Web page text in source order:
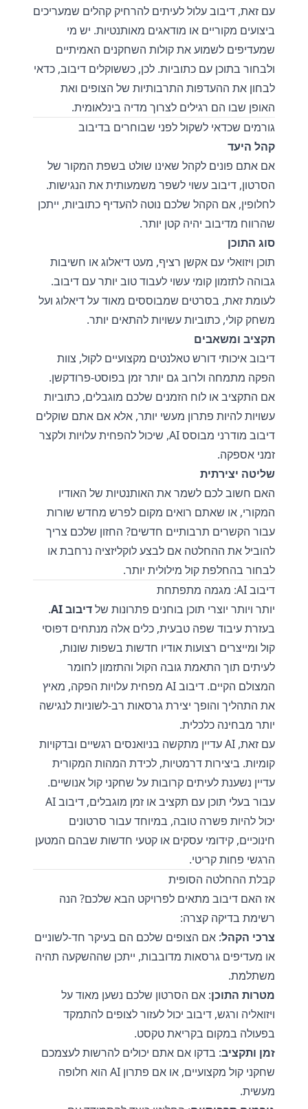
עם זאת, דיבוב עלול לעיתים להרחיק קהלים שמעריכים
ביצועים מקוריים או מודאגים מאותנטיות. יש מי
שמעדיפים לשמוע את קולות השחקנים האמיתיים
ולבחור בתוכן עם כתוביות. לכן, כששוקלים דיבוב, כדאי
לבחון את ההעדפות התרבותיות של הצופים ואת
האופן שבו הם רגילים לצרוך מדיה בינלאומית.
גורמים שכדאי לשקול לפני שבוחרים בדיבוב
קהל היעד
אם אתם פונים לקהל שאינו שולט בשפת המקור של
הסרטון, דיבוב עשוי לשפר משמעותית את הנגישות.
לחלופין, אם הקהל שלכם נוטה להעדיף כתוביות, ייתכן
שהרווח מדיבוב יהיה קטן יותר.
סוג התוכן
תוכן ויזואלי עם אקשן רציף, מעט דיאלוג או חשיבות
גבוהה לתזמון קומי עשוי לעבוד טוב יותר עם דיבוב.
לעומת זאת, בסרטים שמבוססים מאוד על דיאלוג ועל
משחק קולי, כתוביות עשויות להתאים יותר.
תקציב ומשאבים
דיבוב איכותי דורש טאלנטים מקצועיים לקול, צוות
הפקה מתמחה ולרוב גם יותר זמן בפוסט-פרודקשן.
אם התקציב או לוח הזמנים שלכם מוגבלים, כתוביות
עשויות להיות פתרון מעשי יותר, אלא אם אתם שוקלים
דיבוב מודרני מבוסס AI, שיכול להפחית עלויות ולקצר
זמני אספקה.
שליטה יצירתית
האם חשוב לכם לשמר את האותנטיות של האודיו
המקורי, או שאתם רואים מקום לפרש מחדש שורות
עבור הקשרים תרבותיים חדשים? החזון שלכם צריך
להוביל את ההחלטה אם לבצע לוקליזציה נרחבת או
לבחור בהחלפת קול מילולית יותר.
דיבוב AI: מגמה מתפתחת
יותר ויותר יוצרי תוכן בוחנים פתרונות שלדיבוב AI
.
בעזרת עיבוד שפה טבעית, כלים אלה מנתחים דפוסי
קול ומייצרים רצועות אודיו חדשות בשפות שונות,
לעיתים תוך התאמת גובה הקול והתזמון לחומר
המצולם הקיים. דיבוב AI מפחית עלויות הפקה, מאיץ
את התהליך והופך יצירת גרסאות רב-לשוניות לנגישה
יותר מבחינה כלכלית.
עם זאת, AI עדיין מתקשה בניואנסים רגשיים ובדקויות
קומיות. ביצירות דרמטיות, לכידת המהות המקורית
עדיין נשענת לעיתים קרובות על שחקני קול אנושיים.
עבור בעלי תוכן עם תקציב או זמן מוגבלים, דיבוב AI
יכול להיות פשרה טובה, במיוחד עבור סרטונים
חינוכיים, קידומי עסקים או קטעי חדשות שבהם המטען
הרגשי פחות קריטי.
קבלת ההחלטה הסופית
אז האם דיבוב מתאים לפרויקט הבא שלכם? הנה
רשימת בדיקה קצרה:
צרכי הקהל: אם הצופים שלכם הם בעיקר חד-לשוניים
או מעדיפים גרסאות מדובבות, ייתכן שההשקעה תהיה
משתלמת.
מטרות התוכן: אם הסרטון שלכם נשען מאוד על
ויזואליה ורגש, דיבוב יכול לעזור לצופים להתמקד
בפעולה במקום בקריאת טקסט.
זמן ותקציב: בדקו אם אתם יכולים להרשות לעצמכם
שחקני קול מקצועיים, או אם פתרון AI הוא חלופה
מעשית.